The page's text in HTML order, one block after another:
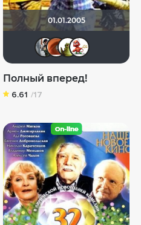
01.01.2005
Полный вперед!
6.61 /17